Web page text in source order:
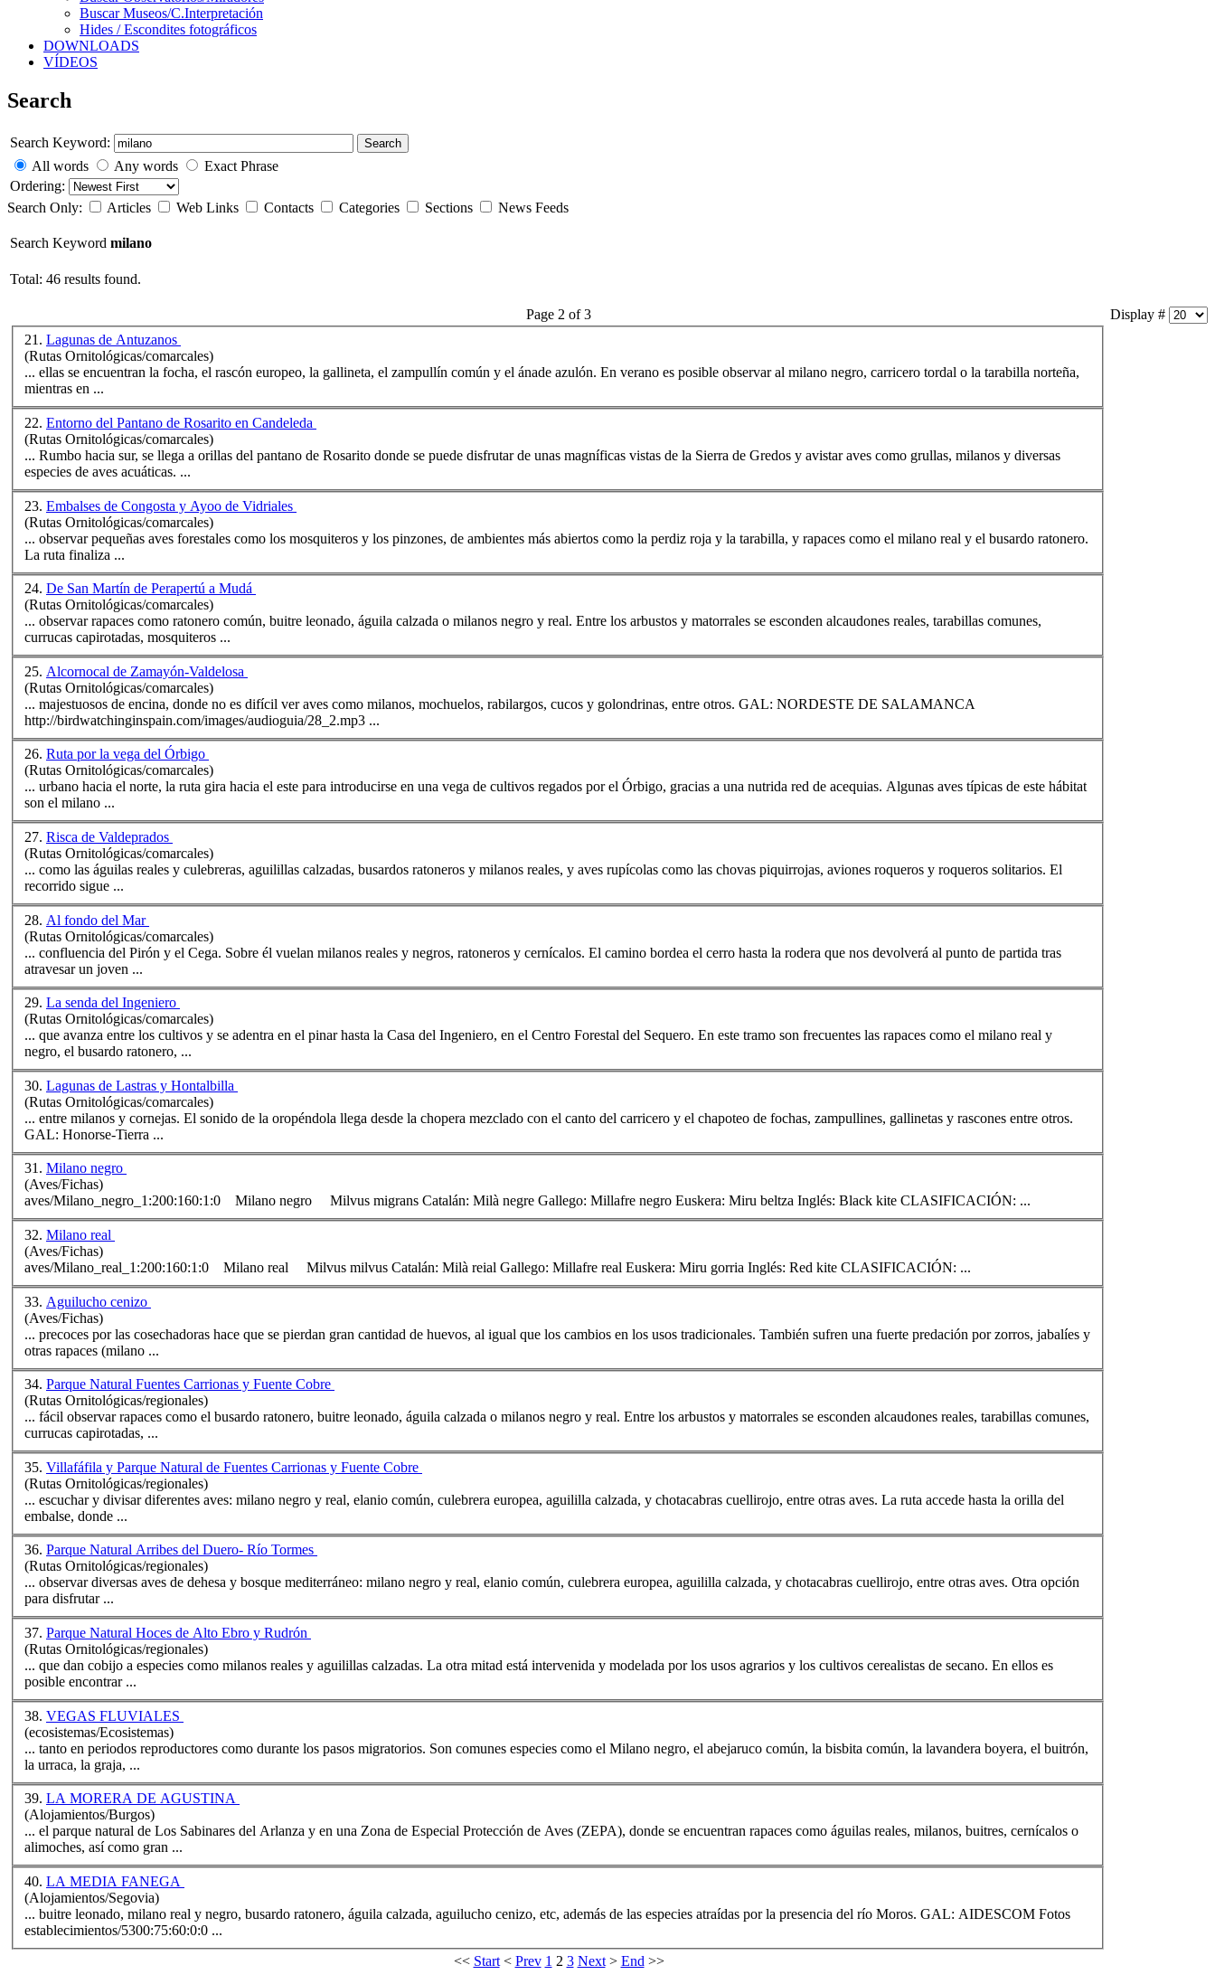
Buscar Museos/C.Interpretación
Hides / Escondites fotográficos
DOWNLOADS
VÍDEOS
Search
Search Keyword: Search
All words Any words
Exact Phrase
Ordering:
Search Only:
Articles Web Links Contacts Categories Sections News Feeds
Search Keyword milano
Total: 46 results found.
Display #
Page 2 of 3
21. Lagunas de Antuzanos
(Rutas Ornitológicas/comarcales)
... ellas se encuentran la focha, el rascón europeo, la gallineta, el zampullín común y el ánade azulón. En verano es posible observar al milano negro, carricero tordal o la tarabilla norteña,
mientras en ...
22. Entorno del Pantano de Rosarito en Candeleda
(Rutas Ornitológicas/comarcales)
... Rumbo hacia sur, se llega a orillas del pantano de Rosarito donde se puede disfrutar de unas magníficas vistas de la Sierra de Gredos y avistar aves como grullas, milanos y diversas
especies de aves acuáticas. ...
23. Embalses de Congosta y Ayoo de Vidriales
(Rutas Ornitológicas/comarcales)
... observar pequeñas aves forestales como los mosquiteros y los pinzones, de ambientes más abiertos como la perdiz roja y la tarabilla, y rapaces como el milano real y el busardo ratonero.
La ruta finaliza ...
24. De San Martín de Perapertú a Mudá
(Rutas Ornitológicas/comarcales)
... observar rapaces como ratonero común, buitre leonado, águila calzada o milanos negro y real. Entre los arbustos y matorrales se esconden alcaudones reales, tarabillas comunes,
currucas capirotadas, mosquiteros ...
25. Alcornocal de Zamayón-Valdelosa
(Rutas Ornitológicas/comarcales)
... majestuosos de encina, donde no es difícil ver aves como milanos, mochuelos, rabilargos, cucos y golondrinas, entre otros. GAL: NORDESTE DE SALAMANCA
http://birdwatchinginspain.com/images/audioguia/28_2.mp3 ...
26. Ruta por la vega del Órbigo
(Rutas Ornitológicas/comarcales)
... urbano hacia el norte, la ruta gira hacia el este para introducirse en una vega de cultivos regados por el Órbigo, gracias a una nutrida red de acequias. Algunas aves típicas de este hábitat
son el milano ...
27. Risca de Valdeprados
(Rutas Ornitológicas/comarcales)
... como las águilas reales y culebreras, aguilillas calzadas, busardos ratoneros y milanos reales, y aves rupícolas como las chovas piquirrojas, aviones roqueros y roqueros solitarios. El
recorrido sigue ...
28. Al fondo del Mar
(Rutas Ornitológicas/comarcales)
... confluencia del Pirón y el Cega. Sobre él vuelan milanos reales y negros, ratoneros y cernícalos. El camino bordea el cerro hasta la rodera que nos devolverá al punto de partida tras
atravesar un joven ...
29. La senda del Ingeniero
(Rutas Ornitológicas/comarcales)
... que avanza entre los cultivos y se adentra en el pinar hasta la Casa del Ingeniero, en el Centro Forestal del Sequero. En este tramo son frecuentes las rapaces como el milano real y
negro, el busardo ratonero, ...
30. Lagunas de Lastras y Hontalbilla
(Rutas Ornitológicas/comarcales)
... entre milanos y cornejas. El sonido de la oropéndola llega desde la chopera mezclado con el canto del carricero y el chapoteo de fochas, zampullines, gallinetas y rascones entre otros.
GAL: Honorse-Tierra ...
31. Milano negro
(Aves/Fichas)
aves/Milano _negro_1:200:160:1:0 Milano negro Milvus migrans Catalán: Milà negre Gallego: Millafre negro Euskera: Miru beltza Inglés: Black kite CLASIFICACIÓN: ...
32. Milano real
(Aves/Fichas)
aves/Milano _real_1:200:160:1:0 Milano real Milvus milvus Catalán: Milà reial Gallego: Millafre real Euskera: Miru gorria Inglés: Red kite CLASIFICACIÓN: ...
33. Aguilucho cenizo
(Aves/Fichas)
... precoces por las cosechadoras hace que se pierdan gran cantidad de huevos, al igual que los cambios en los usos tradicionales. También sufren una fuerte predación por zorros, jabalíes y
otras rapaces (milano ...
34. Parque Natural Fuentes Carrionas y Fuente Cobre
(Rutas Ornitológicas/regionales)
... fácil observar rapaces como el busardo ratonero, buitre leonado, águila calzada o milanos negro y real. Entre los arbustos y matorrales se esconden alcaudones reales, tarabillas comunes,
currucas capirotadas, ...
35. Villafáfila y Parque Natural de Fuentes Carrionas y Fuente Cobre
(Rutas Ornitológicas/regionales)
... escuchar y divisar diferentes aves: milano negro y real, elanio común, culebrera europea, aguililla calzada, y chotacabras cuellirojo, entre otras aves. La ruta accede hasta la orilla del
embalse, donde ...
36. Parque Natural Arribes del Duero- Río Tormes
(Rutas Ornitológicas/regionales)
... observar diversas aves de dehesa y bosque mediterráneo: milano negro y real, elanio común, culebrera europea, aguililla calzada, y chotacabras cuellirojo, entre otras aves. Otra opción
para disfrutar ...
37. Parque Natural Hoces de Alto Ebro y Rudrón
(Rutas Ornitológicas/regionales)
... que dan cobijo a especies como milanos reales y aguilillas calzadas. La otra mitad está intervenida y modelada por los usos agrarios y los cultivos cerealistas de secano. En ellos es
posible encontrar ...
38. VEGAS FLUVIALES
(ecosistemas/Ecosistemas)
... tanto en periodos reproductores como durante los pasos migratorios. Son comunes especies como el Milano negro, el abejaruco común, la bisbita común, la lavandera boyera, el buitrón,
la urraca, la graja, ...
39. LA MORERA DE AGUSTINA
(Alojamientos/Burgos)
... el parque natural de Los Sabinares del Arlanza y en una Zona de Especial Protección de Aves (ZEPA), donde se encuentran rapaces como águilas reales, milanos, buitres, cernícalos o
alimoches, así como gran ...
40. LA MEDIA FANEGA
(Alojamientos/Segovia)
... buitre leonado, milano real y negro, busardo ratonero, águila calzada, aguilucho cenizo, etc, además de las especies atraídas por la presencia del río Moros. GAL: AIDESCOM Fotos
establecimientos/5300:75:60:0:0 ...
<< Start< Prev 1 2 3 Next> End >>